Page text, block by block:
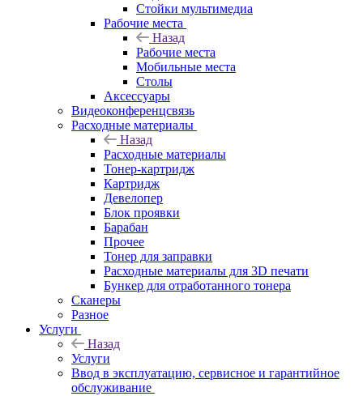
Стойки мультимедиа
Рабочие места
Назад
Рабочие места
Мобильные места
Столы
Аксессуары
Видеоконференцсвязь
Расходные материалы
Назад
Расходные материалы
Тонер-картридж
Картридж
Девелопер
Блок проявки
Барабан
Прочее
Тонер для заправки
Расходные материалы для 3D печати
Бункер для отработанного тонера
Сканеры
Разное
Услуги
Назад
Услуги
Ввод в эксплуатацию, сервисное и гарантийное
обслуживание